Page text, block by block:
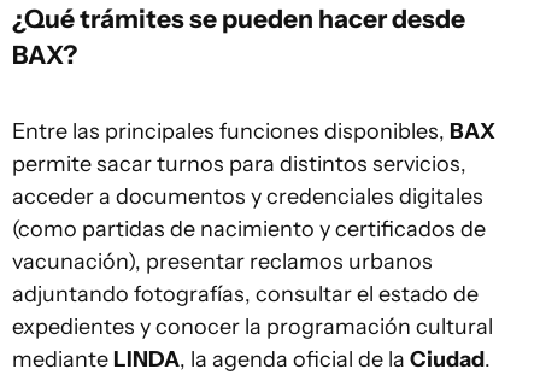
¿Qué trámites se pueden hacer desde
BAX?
Entre las principales funciones disponibles, BAX
permite sacar turnos para distintos servicios,
acceder a documentos y credenciales digitales
(como partidas de nacimiento y certificados de
vacunación), presentar reclamos urbanos
adjuntando fotografías, consultar el estado de
expedientes y conocer la programación cultural
mediante LINDA, la agenda oficial de la Ciudad.